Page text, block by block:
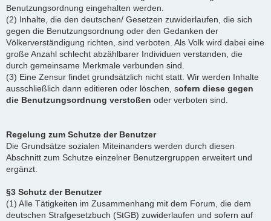
Benutzungsordnung eingehalten werden.
(2) Inhalte, die den deutschen/ Gesetzen zuwiderlaufen, die sich
gegen die Benutzungsordnung oder den Gedanken der
Völkerverständigung richten, sind verboten. Als Volk wird dabei eine
große Anzahl schlecht abzählbarer Individuen verstanden, die
durch gemeinsame Merkmale verbunden sind.
(3) Eine Zensur findet grundsätzlich nicht statt. Wir werden Inhalte
ausschließlich dann editieren oder löschen, sofern diese gegen
die Benutzungsordnung verstoßen oder verboten sind.
Regelung zum Schutze der Benutzer
Die Grundsätze sozialen Miteinanders werden durch diesen
Abschnitt zum Schutze einzelner Benutzergruppen erweitert und
ergänzt.
§3 Schutz der Benutzer
(1) Alle Tätigkeiten im Zusammenhang mit dem Forum, die dem
deutschen Strafgesetzbuch (StGB) zuwiderlaufen und sofern auf